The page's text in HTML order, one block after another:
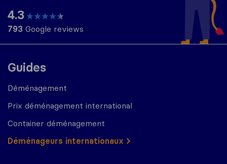
Guides
Déménagement
Prix déménagement international
Container déménagement
Déménageurs internationaux
4.3
793 Google reviews